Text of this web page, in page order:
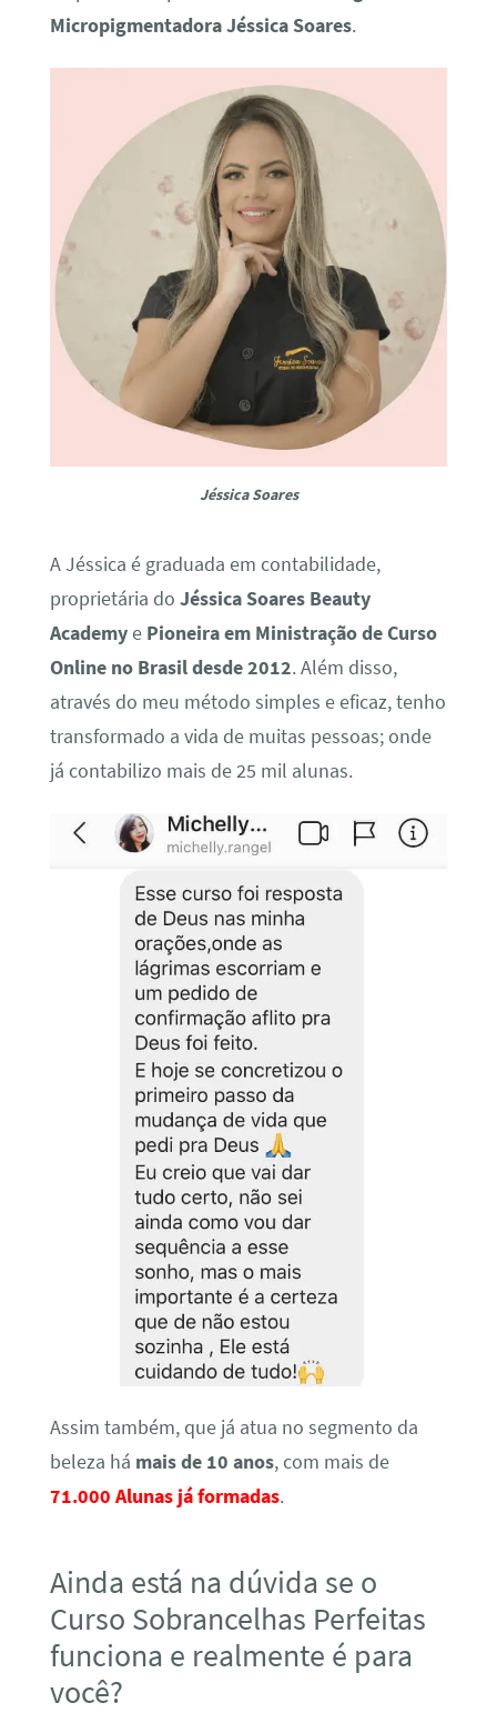
Micropigmentadora Jéssica Soares.
Jéssica Soares
A Jéssica é graduada em contabilidade,
proprietária do Jéssica Soares Beauty
Academye Pioneira em Ministração de Curso
Online no Brasil desde 2012. Além disso,
através do meu método simples e eficaz, tenho
transformado a vida de muitas pessoas; onde
já contabilizo mais de 25 mil alunas.
Assim também, que já atua no segmento da
beleza há mais de 10 anos, com mais de
71.000 Alunas já formadas.
Ainda está na dúvida se o
Curso Sobrancelhas Perfeitas
funciona e realmente é para
você?